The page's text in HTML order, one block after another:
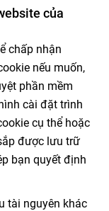
của
chấp nhận
nếu muốn,
phần mềm
cài đặt trình
cụ thể hoặc
được lưu trữ
bạn quyết định
tài nguyên khác